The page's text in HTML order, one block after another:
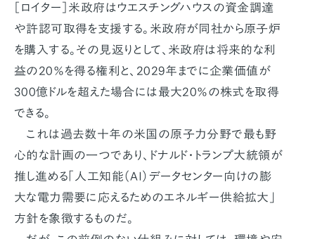
［ロイター］米政府はウエスチングハウスの資金調達
や許認可取得を支援する。米政府が同社から原子炉
を購入する。その見返りとして、米政府は将来的な利
益の20％を得る権利と、2029年までに企業価値が
300億ドルを超えた場合には最大20％の株式を取得
できる。
これは過去数十年の米国の原子力分野で最も野
心的な計画の一つであり、ドナルド・トランプ大統領が
推し進める「人工知能（AI）データセンター向けの膨
大な電力需要に応えるためのエネルギー供給拡大」
方針を象徴するものだ。